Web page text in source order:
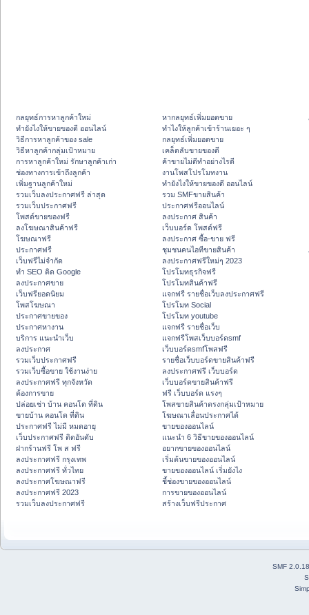
กลยุทธ์การหาลูกค้าใหม่
ทํายังไงให้ขายของดี ออนไลน์
วิธีการหาลูกค้าของ sale
วิธีหาลูกค้ากลุ่มเป้าหมาย
การหาลูกค้าใหม่ รักษาลูกค้าเก่า
ช่องทางการเข้าถึงลูกค้า
เพิ่มฐานลูกค้าใหม่
รวมเว็บลงประกาศฟรี ล่าสุด
รวมเว็บประกาศฟรี
โพสต์ขายของฟรี
ลงโฆษณาสินค้าฟรี
โฆษณาฟรี
ประกาศฟรี
เว็บฟรีไม่จำกัด
ทำ SEO ติด Google
ลงประกาศขาย
เว็บฟรียอดนิยม
โพสโฆษณา
ประกาศขายของ
ประกาศหางาน
บริการ แนะนำเว็บ
ลงประกาศ
รวมเว็บประกาศฟรี
รวมเว็บซื้อขาย ใช้งานง่าย
ลงประกาศฟรี ทุกจังหวัด
ต้องการขาย
ปล่อยเช่า บ้าน คอนโด ที่ดิน
ขายบ้าน คอนโด ที่ดิน
ประกาศฟรี ไม่มี หมดอายุ
เว็บประกาศฟรี ติดอันดับ
ฝากร้านฟรี โพ ส ฟรี
ลงประกาศฟรี กรุงเทพ
ลงประกาศฟรี ทั่วไทย
ลงประกาศโฆษณาฟรี
ลงประกาศฟรี 2023
รวมเว็บลงประกาศฟรี
หากลยุทธ์เพิ่มยอดขาย
ทําไงให้ลูกค้าเข้าร้านเยอะ ๆ
กลยุทธ์เพิ่มยอดขาย
เคล็ดลับขายของดี
ค้าขายไม่ดีทำอย่างไรดี
งานโพสโปรโมทงาน
ทํายังไงให้ขายของดี ออนไลน์
รวม SMFขายสินค้า
ประกาศฟรีออนไลน์
ลงประกาศ สินค้า
เว็บบอร์ด โพสต์ฟรี
ลงประกาศ ซื้อ-ขาย ฟรี
ชุมชนคนไอทีขายสินค้า
ลงประกาศฟรีใหม่ๆ 2023
โปรโมทธุรกิจฟรี
โปรโมทสินค้าฟรี
แจกฟรี รายชื่อเว็บลงประกาศฟรี
โปรโมท Social
โปรโมท youtube
แจกฟรี รายชื่อเว็บ
แจกฟรีโพสเว็บบอร์ดsmf
เว็บบอร์ดsmfโพสฟรี
รายชื่อเว็บบอร์ดขายสินค้าฟรี
ลงประกาศฟรี เว็บบอร์ด
เว็บบอร์ดขายสินค้าฟรี
ฟรี เว็บบอร์ด แรงๆ
โพสขายสินค้าตรงกลุ่มเป้าหมาย
โฆษณาเลื่อนประกาศได้
ขายของออนไลน์
แนะนำ 6 วิธีขายของออนไลน์
อยากขายของออนไลน์
เริ่มต้นขายของออนไลน์
ขายของออนไลน์ เริ่มยังไง
ชี้ช่องขายของออนไลน์
การขายของออนไลน์
สร้างเว็บฟรีประกาศ
SMF 2.0.18